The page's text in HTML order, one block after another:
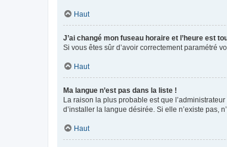
Haut
J’ai changé mon fuseau horaire et l’heure est
Si vous êtes sûr d’avoir correctement paramétré
Haut
Ma langue n’est pas dans la liste !
La raison la plus probable est que
d’installer la langue désirée. Si elle n’existe pas,
Haut